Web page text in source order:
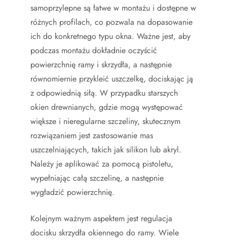
samoprzylepne są łatwe w montażu i dostępne w
różnych profilach, co pozwala na dopasowanie
ich do konkretnego typu okna. Ważne jest, aby
podczas montażu dokładnie oczyścić
powierzchnię ramy i skrzydła, a następnie
równomiernie przykleić uszczelkę, dociskając ją
z odpowiednią siłą. W przypadku starszych
okien drewnianych, gdzie mogą występować
większe i nieregularne szczeliny, skutecznym
rozwiązaniem jest zastosowanie mas
uszczelniających, takich jak silikon lub akryl.
Należy je aplikować za pomocą pistoletu,
wypełniając całą szczelinę, a następnie
wygładzić powierzchnię.
Kolejnym ważnym aspektem jest regulacja
docisku skrzydła okiennego do ramy. Wiele